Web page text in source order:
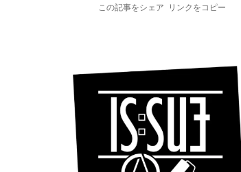
この記事をシェア リンクをコピー